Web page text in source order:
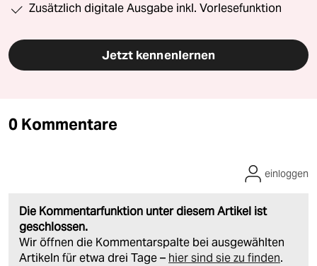
Zusätzlich digitale Ausgabe inkl. Vorlesefunktion
Jetzt kennenlernen
0 Kommentare
Die Kommentarfunktion unter diesem Artikel ist
geschlossen.
Wir öffnen die Kommentarspalte bei ausgewählten
Artikeln für etwa drei Tage – hier sind sie zu finden.
einloggen